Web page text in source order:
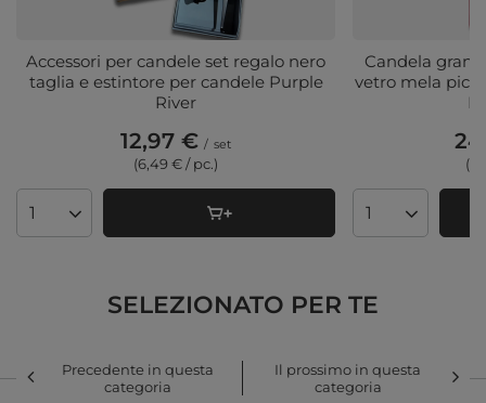
Accessori per candele set regalo nero
taglia e estintore per candele Purple
River
12,97 € / set
(6,49 € / pc.)
Quantità di prodotti
Candela
vetro mela
Quantità di
SELEZIONATO PER TE
Precedente in questa
categoria
Il prossimo in questa
categoria